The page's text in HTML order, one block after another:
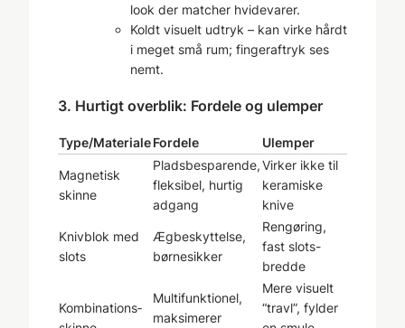
look der matcher hvidevarer.
Koldt visuelt udtryk – kan virke hårdt
i meget små rum; fingeraftryk ses
nemt.
3. Hurtigt overblik: Fordele og ulemper
Type/MaterialeFordele Ulemper
Magnetisk
skinne
Pladsbesparende,
fleksibel, hurtig
adgang
Virker ikke til
keramiske
knive
Knivblok med
slots
Ægbeskyttelse,
børnesikker
Rengøring,
fast slots-
bredde
Kombinations­
Multifunktionel,
maksimerer
Mere visuelt
“travl”, fylder